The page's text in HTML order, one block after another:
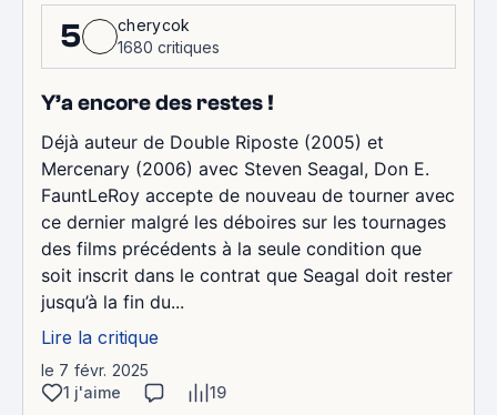
5
cherycok
1680 critiques
Y’a encore des restes !
Déjà auteur de Double Riposte (2005) et
Mercenary (2006) avec Steven Seagal, Don E.
FauntLeRoy accepte de nouveau de tourner avec
ce dernier malgré les déboires sur les tournages
des films précédents à la seule condition que
soit inscrit dans le contrat que Seagal doit rester
jusqu’à la fin du...
Lire la critique
le 7 févr. 2025
1 j'aime
19